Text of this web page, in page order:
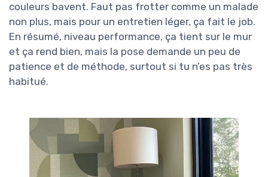
couleurs bavent. Faut pas frotter comme un malade
non plus, mais pour un entretien léger, ça fait le job.
En résumé, niveau performance, ça tient sur le mur
et ça rend bien, mais la pose demande un peu de
patience et de méthode, surtout si tu n’es pas très
habitué.